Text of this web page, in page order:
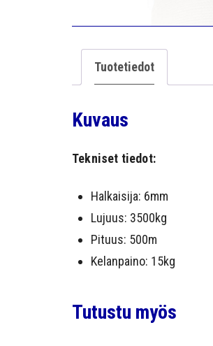
Tuotetiedot
Kuvaus
Tekniset tiedot:
Halkaisija: 6mm
Lujuus: 3500kg
Pituus: 500m
Kelanpaino: 15kg
Tutustu myös